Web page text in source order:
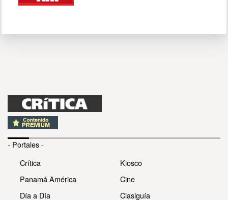
- Portales -
Crítica
Panamá América
Día a Día
Kiosco
Cine
Clasiguía